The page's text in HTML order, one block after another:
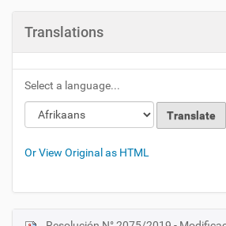
Translations
Select a language...
Or View Original as HTML